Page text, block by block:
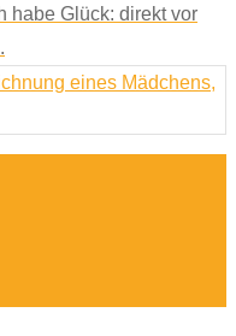
habe Glück: direkt vor